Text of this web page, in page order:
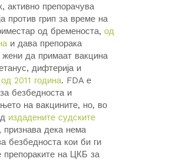
активно препорачува
против грип за време на
од бременоста, од
и дава препорака
жени да примаат вакцина
дифтерија и
од 2011 година. FDA е
безбедноста и
на вакцините, но, во
издадените судските
, признава дека нема
безбедноста кои би ги
препораките на ЦКБ за